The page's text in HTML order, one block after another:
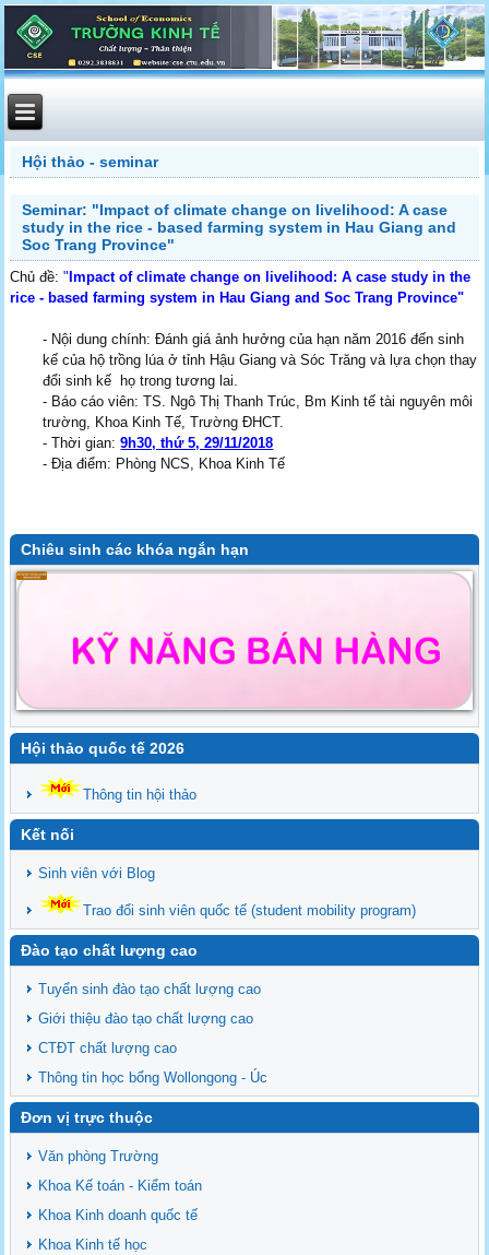
Hội thảo - seminar
Seminar: "Impact of climate change on livelihood: A case
study in the rice - based farming system in Hau Giang and
Soc Trang Province"
Chủ đề:" Impact of climate change on livelihood: A case study in the
rice - based farming system in Hau Giang and Soc Trang Province"
- Nội dung chính: Đánh giá ảnh hưởng của hạn năm 2016 đến sinh
kế của hộ trồng lúa ở tỉnh Hậu Giang và Sóc Trăng và lựa chọn thay
đổi sinh kế họ trong tương lai.
- Báo cáo viên: TS. Ngô Thị Thanh Trúc, Bm Kinh tế tài nguyên môi
trường, Khoa Kinh Tế, Trường ĐHCT.
- Thời gian: 9h30, thứ 5, 29/11/2018
- Địa điểm: Phòng NCS, Khoa Kinh Tế
Chiêu sinh các khóa ngắn hạn
Hội thảo quốc tế 2026
Thông tin hội thảo
Kết nối
Sinh viên với Blog
Trao đổi sinh viên quốc tế (student mobility program)
Đào tạo chất lượng cao
Tuyển sinh đào tạo chất lượng cao
Giới thiệu đào tạo chất lượng cao
CTĐT chất lượng cao
Thông tin học bổng Wollongong - Úc
Đơn vị trực thuộc
Văn phòng Trường
Khoa Kế toán - Kiểm toán
Khoa Kinh doanh quốc tế
Khoa Kinh tế học